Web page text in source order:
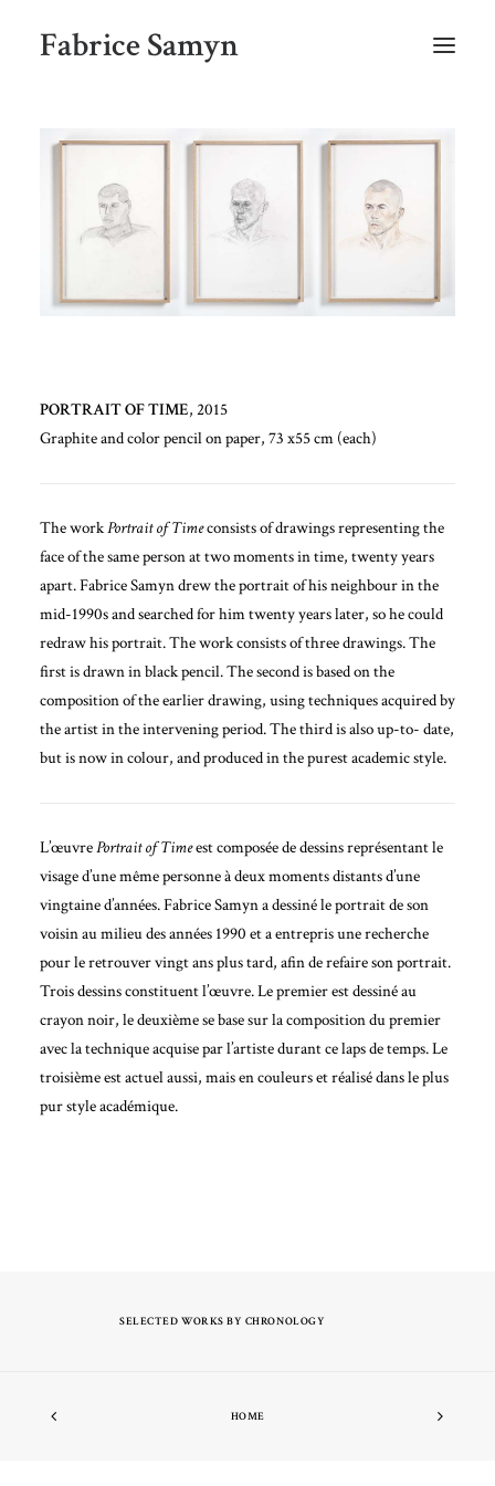
Fabrice Samyn
HOME
SELECTED WORKS BY CHRONOLOGY
SELECTED EXHIBITIONS VIEWS
SELECTED PUBLICATIONS
CONTACT
PORTRAIT OF TIME, 2015
Graphite and color pencil on paper, 73 x55 cm (each)
The workPortrait of Timeconsists of drawings representing the
face of the same person at two moments in time, twenty years
apart. Fabrice Samyn drew the portrait of his neighbour in the
mid-1990s and searched for him twenty years later, so he could
redraw his portrait. The work consists of three drawings. The
first is drawn in black pencil. The second is based on the
composition of the earlier drawing, using techniques acquired by
the artist in the intervening period. The third is also up-to- date,
but is now in colour, and produced in the purest academic style.
L’œuvrePortrait of Timeest composée de dessins représentant le
visage d’une même personne à deux moments distants d’une
vingtaine d’années. Fabrice Samyn a dessiné le portrait de son
voisin au milieu des années 1990 et a entrepris une recherche
pour le retrouver vingt ans plus tard, afin de refaire son portrait.
Trois dessins constituent l’œuvre. Le premier est dessiné au
crayon noir, le deuxième se base sur la composition du premier
avec la technique acquise par l’artiste durant ce laps de temps. Le
troisième est actuel aussi, mais en couleurs et réalisé dans le plus
pur style académique.
SELECTED WORKS BY CHRONOLOGY
HOME